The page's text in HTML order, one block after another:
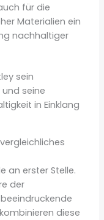
für die
Materialien ein
nachhaltiger
sein
seine
in Einklang
an erster Stelle.
der
diese